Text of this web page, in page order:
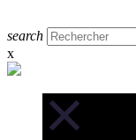
search
x